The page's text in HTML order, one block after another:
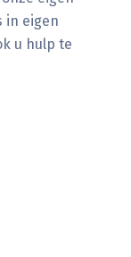
in eigen
u hulp te